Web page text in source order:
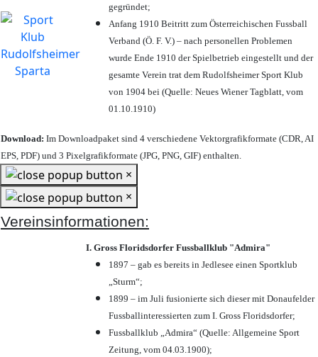
gegründet;
Anfang 1910 Beitritt zum Österreichischen Fussball
Verband (Ö. F. V.) – nach personellen Problemen
wurde Ende 1910 der Spielbetrieb eingestellt und der
gesamte Verein trat dem Rudolfsheimer Sport Klub
von 1904 bei (Quelle: Neues Wiener Tagblatt, vom
01.10.1910)
Download: Im Downloadpaket sind 4 verschiedene Vektorgrafikformate (CDR, AI
EPS, PDF) und 3 Pixelgrafikformate (JPG, PNG, GIF) enthalten.
×
×
Vereinsinformationen:
I. Gross Floridsdorfer Fussballklub "Admira"
1897 – gab es bereits in Jedlesee einen Sportklub
„Sturm“;
1899 – im Juli fusionierte sich dieser mit Donaufelder
Fussballinteressierten zum I. Gross Floridsdorfer;
Fussballklub „Admira“ (Quelle: Allgemeine Sport
Zeitung, vom 04.03.1900);